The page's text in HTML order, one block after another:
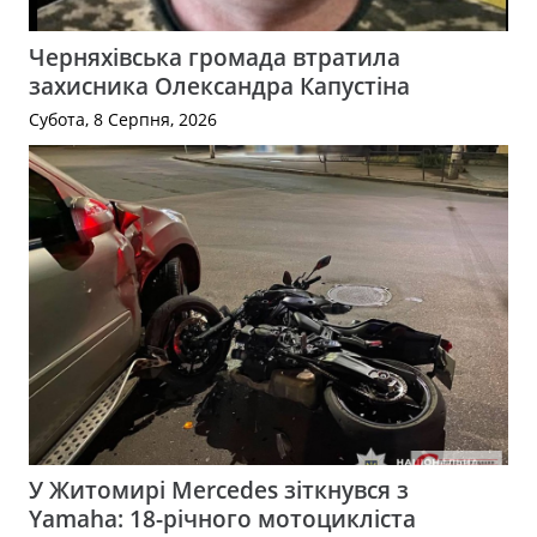
Черняхівська громада втратила
захисника Олександра Капустіна
Субота, 8 Серпня, 2026
У Житомирі Mercedes зіткнувся з
Yamaha: 18-річного мотоцикліста